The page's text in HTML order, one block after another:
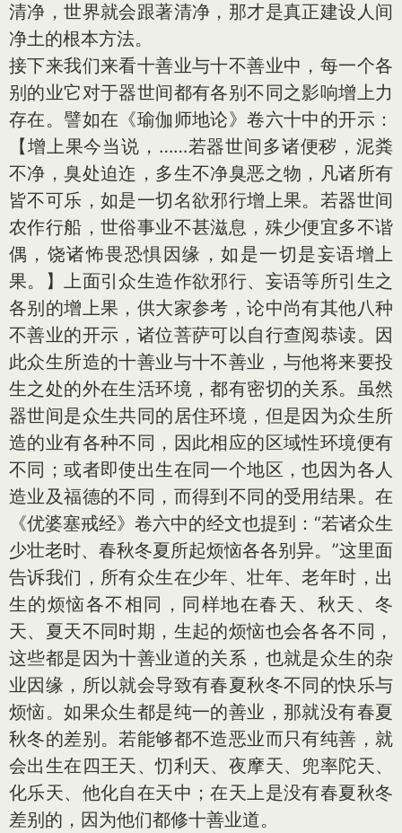
清净，世界就会跟著清净，那才是真正建设人间
净土的根本方法。
接下来我们来看十善业与十不善业中，每一个各
别的业它对于器世间都有各别不同之影响增上力
存在。譬如在《瑜伽师地论》卷六十中的开示：
【增上果今当说，……若器世间多诸便秽，泥粪
不净，臭处迫迮，多生不净臭恶之物，凡诸所有
皆不可乐，如是一切名欲邪行增上果。若器世间
农作行船，世俗事业不甚滋息，殊少便宜多不谐
偶，饶诸怖畏恐惧因缘，如是一切是妄语增上
果。】上面引众生造作欲邪行、妄语等所引生之
各别的增上果，供大家参考，论中尚有其他八种
不善业的开示，诸位菩萨可以自行查阅恭读。因
此众生所造的十善业与十不善业，与他将来要投
生之处的外在生活环境，都有密切的关系。虽然
器世间是众生共同的居住环境，但是因为众生所
造的业有各种不同，因此相应的区域性环境便有
不同；或者即使出生在同一个地区，也因为各人
造业及福德的不同，而得到不同的受用结果。在
《优婆塞戒经》卷六中的经文也提到：“若诸众生
少壮老时、春秋冬夏所起烦恼各各别异。”这里面
告诉我们，所有众生在少年、壮年、老年时，出
生的烦恼各不相同，同样地在春天、秋天、冬
天、夏天不同时期，生起的烦恼也会各各不同，
这些都是因为十善业道的关系，也就是众生的杂
业因缘，所以就会导致有春夏秋冬不同的快乐与
烦恼。如果众生都是纯一的善业，那就没有春夏
秋冬的差别。若能够都不造恶业而只有纯善，就
会出生在四王天、忉利天、夜摩天、兜率陀天、
化乐天、他化自在天中；在天上是没有春夏秋冬
差别的，因为他们都修十善业道。